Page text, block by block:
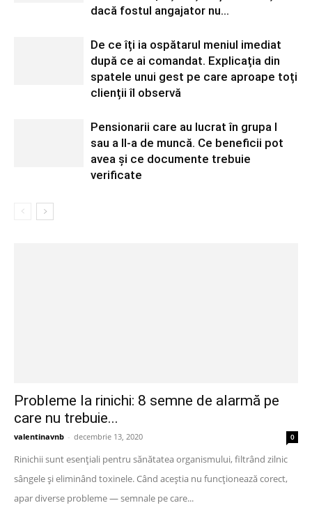
dacă fostul angajator nu...
De ce îți ia ospătarul meniul imediat
după ce ai comandat. Explicația din
spatele unui gest pe care aproape toți
clienții îl observă
Pensionarii care au lucrat în grupa I
sau a II-a de muncă. Ce beneficii pot
avea și ce documente trebuie
verificate
Probleme la rinichi: 8 semne de alarmă pe
care nu trebuie...
valentinavnb - decembrie 13, 2020 0
Rinichii sunt esențiali pentru sănătatea organismului, filtrând zilnic
sângele și eliminând toxinele. Când aceștia nu funcționează corect,
apar diverse probleme — semnale pe care...